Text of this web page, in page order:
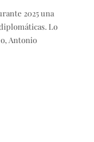
2025 una
Lo
Antonio